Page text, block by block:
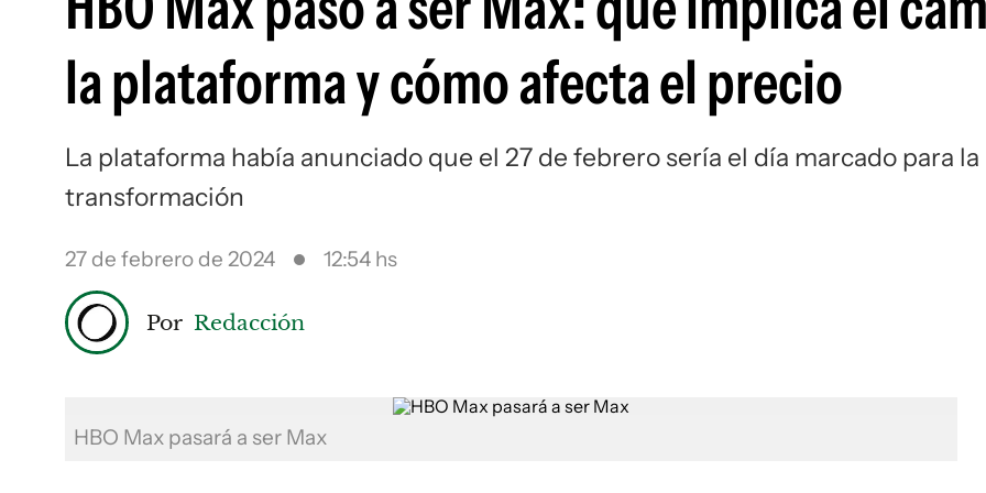
la plataforma y cómo afecta el precio
La plataforma había anunciado que el 27 de febrero sería el día marcado para la
transformación
27 de febrero de 2024 12:54 hs
Por Redacción
HBO Max pasará a ser Max